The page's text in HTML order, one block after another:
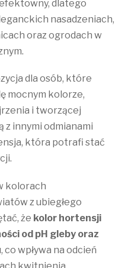
dlatego
nasadzeniach,
oraz ogrodach w
dla osób, które
mocnym kolorze,
i tworzącej
innymi odmianami
która potrafi stać
kolorach
z ubiegłego
że kolor hortensji
od pH gleby oraz
, co wpływa na odcień
kwitnienia.